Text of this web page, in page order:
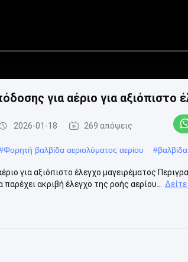
για αέριο για αξιόπιστο
2026-01-18 269 απόψεις
Φορητή βαλβίδα αεριολύματος αερίου #
για αξιόπιστο έλεγχο μαγειρέματος
ακριβή έλεγχο της ροής αερίου...